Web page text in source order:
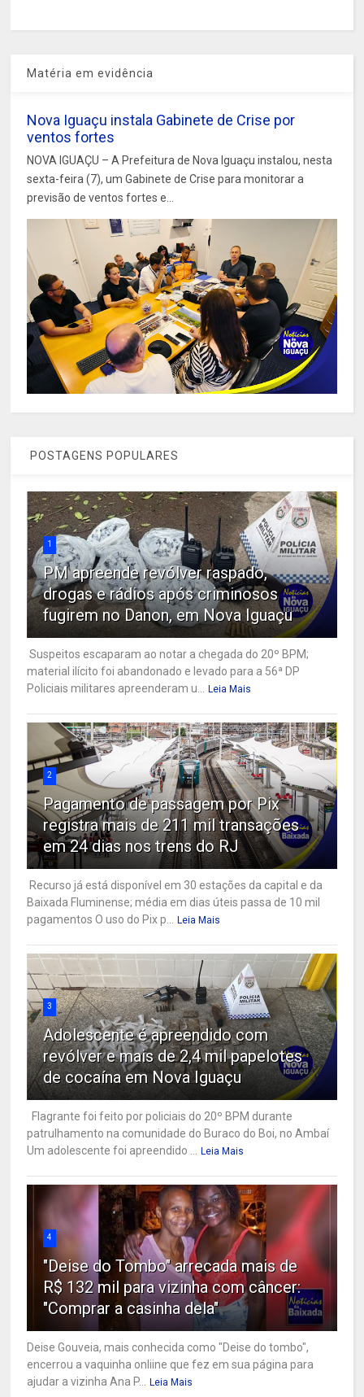
Matéria em evidência
Nova Iguaçu instala Gabinete de Crise por
ventos fortes
NOVA IGUAÇU – A Prefeitura de Nova Iguaçu instalou, nesta
sexta-feira (7), um Gabinete de Crise para monitorar a
previsão de ventos fortes e...
POSTAGENS POPULARES
1
PM apreende revólver raspado,
drogas e rádios após criminosos
fugirem no Danon, em Nova Iguaçu
Suspeitos escaparam ao notar a chegada do 20º BPM;
material ilícito foi abandonado e levado para a 56ª DP
Policiais militares apreenderam u...
Leia Mais
2
Pagamento de passagem por Pix
registra mais de 211 mil transações
em 24 dias nos trens do RJ
Recurso já está disponível em 30 estações da capital e da
Baixada Fluminense; média em dias úteis passa de 10 mil
pagamentos O uso do Pix p...
Leia Mais
3
Adolescente é apreendido com
revólver e mais de 2,4 mil papelotes
de cocaína em Nova Iguaçu
Flagrante foi feito por policiais do 20º BPM durante
patrulhamento na comunidade do Buraco do Boi, no Ambaí
Um adolescente foi apreendido ...
Leia Mais
4
"Deise do Tombo" arrecada mais de
R$ 132 mil para vizinha com câncer:
"Comprar a casinha dela"
Deise Gouveia, mais conhecida como "Deise do tombo",
encerrou a vaquinha onliine que fez em sua página para
ajudar a vizinha Ana P...
Leia Mais